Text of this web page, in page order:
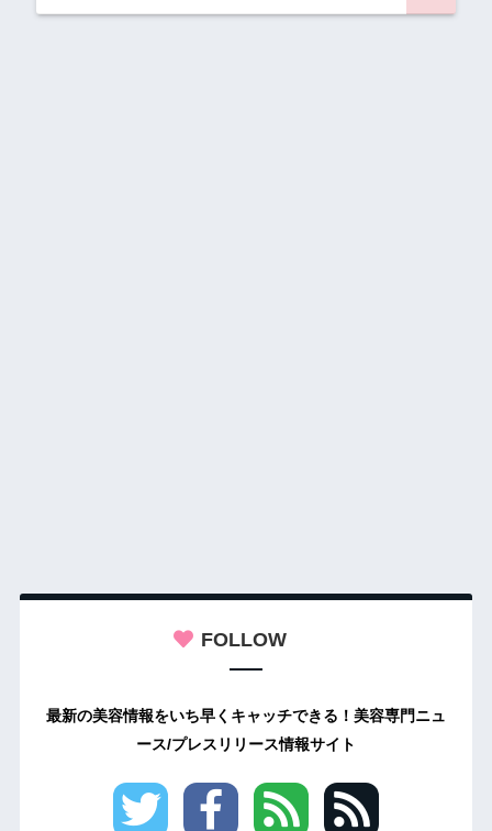
FOLLOW
最新の美容情報をいち早くキャッチできる！美容専門ニュ
ース/プレスリリース情報サイト